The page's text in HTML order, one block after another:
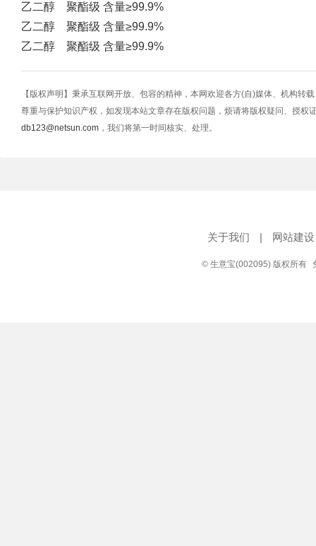
乙二醇 聚酯级 含量≥99.9%
乙二醇 聚酯级 含量≥99.9%
乙二醇 聚酯级 含量≥99.9%
【版权声明】秉承互联网开放、包容的精神，本网欢迎各方(自)媒体、机构转
尊重与保护知识产权，如发现本站文章存在版权问题，烦请将版权疑问、授权
db123@netsun.com ，我们将第一时间核实、处理。
关于我们 | 网站建设
© 生意宝(002095) 版权所有